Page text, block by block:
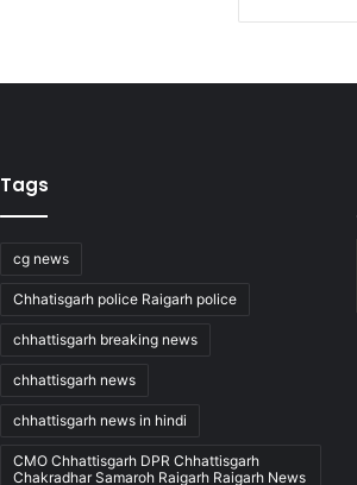
Tags
cg news
Chhatisgarh police Raigarh police
chhattisgarh breaking news
chhattisgarh news
chhattisgarh news in hindi
CMO Chhattisgarh DPR Chhattisgarh
Chakradhar Samaroh Raigarh Raigarh News